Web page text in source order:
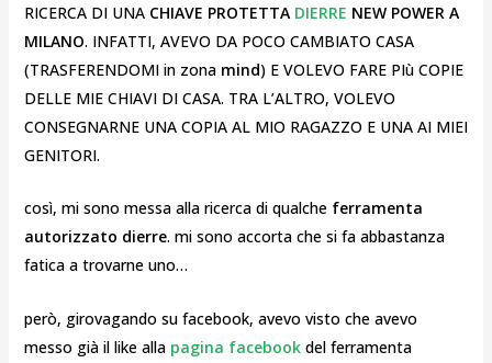
RICERCA DI UNACHIAVE PROTETTA DIERRE NEW POWER A
MILANO. INFATTI, AVEVO DA POCO CAMBIATO CASA
(TRASFERENDOMI in zona mind) E VOLEVO FARE PIù COPIE
DELLE MIE CHIAVI DI CASA. TRA L’ALTRO, VOLEVO
CONSEGNARNE UNA COPIA AL MIO RAGAZZO E UNA AI MIEI
GENITORI.
così, mi sono messa alla ricerca di qualcheferramenta
autorizzato dierre. mi sono accorta che si fa abbastanza
fatica a trovarne uno…
però, girovagando su facebook, avevo visto che avevo
messo già il like alla pagina facebookdel ferramenta